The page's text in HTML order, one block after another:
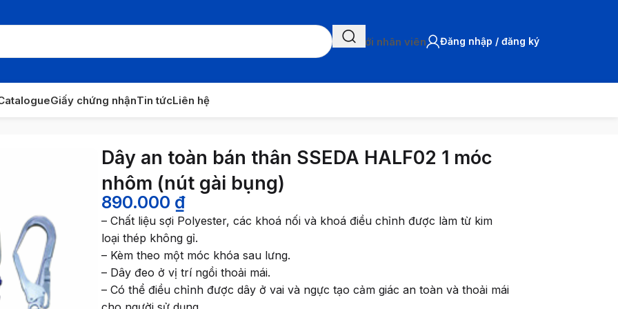
Chat với nhân viên Đăng nhập / đăng ký
Giấy chứng nhậnTin tứcLiên hệ
1 móc nhôm (nút gài bụng)
Dây an toàn bán thân SSEDA HALF02 1 móc
nhôm (nút gài bụng)
890.000 ₫
– Chất liệu sợi Polyester, các khoá nối và khoá điều chỉnh được làm từ kim
loại thép không gỉ.
– Kèm theo một móc khóa sau lưng.
– Dây đeo ở vị trí ngồi thoải mái.
– Có thể điều chỉnh được dây ở vai và ngực tạo cảm giác an toàn và thoải mái